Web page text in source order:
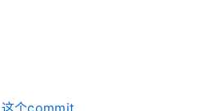
这个commit